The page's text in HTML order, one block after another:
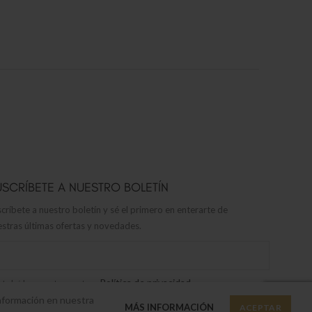
A NUESTRO BOLETÍN
a nuestro boletín y sé el primero en enterarte de
últimas ofertas y novedades.
leído y acepto nuestra
Política de privacidad
en nuestra
MÁS INFORMACIÓN ACEPTAR